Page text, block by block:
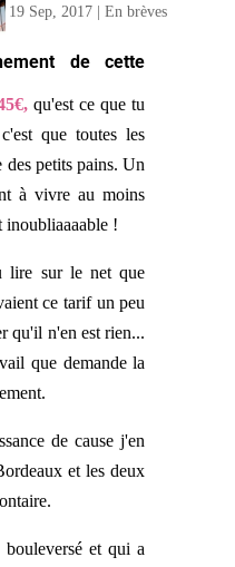
19 Sep, 2017 |En brèves
de cette
qu'est ce que tu
que toutes les
petits pains. Un
à vivre au moins
inoubliaaaable !
lire sur le net que
ce tarif un peu
qu'il n'en est rien...
que demande la
de cause j'en
et les deux
et qui a